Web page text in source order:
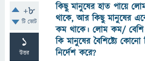
+8
টি ভোট
1
উত্তর
কিছু মানুষের হাত পায়ে
থাকে, আর কিছু মানুষের
কম থাকে। লোম কম/ বেশি
কি মানুষের বৈশিষ্ট্যে কোনো
নির্দেশ করে?